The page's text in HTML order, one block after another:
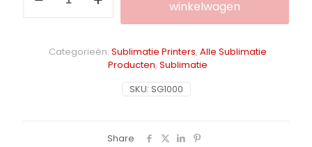
aantal
winkelwagen
SKU: SG1000
Categorieën: Sublimatie Printers, Alle Sublimatie
Producten, Sublimatie
Share